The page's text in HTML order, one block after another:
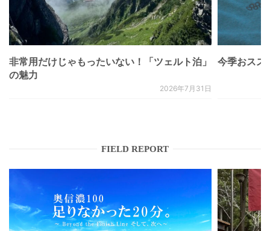
非常用だけじゃもったいない！「ツェルト泊」
の魅力
2026年7月31日
今季おスス
FIELD REPORT